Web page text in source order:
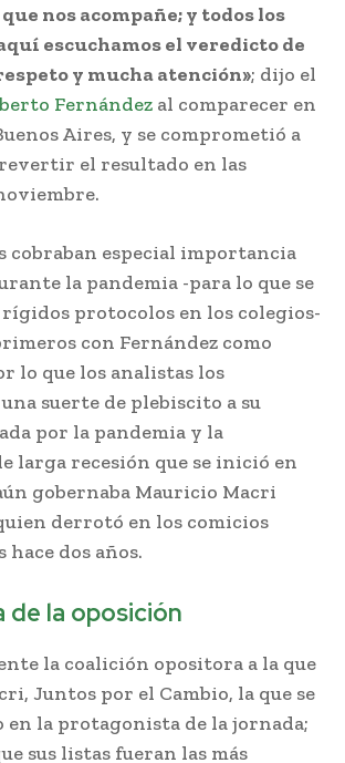
nos acompañe; y todos los
escuchamos el veredicto de
y mucha atención»; dijo el
Fernández al comparecer en
Aires, y se comprometió a
el resultado en las
cobraban especial importancia
la pandemia -para lo que se
protocolos en los colegios-
con Fernández como
lo que los analistas los
suerte de plebiscito a su
por la pandemia y la
larga recesión que se inició en
gobernaba Mauricio Macri
quien derrotó en los comicios
dos años.
de la oposición
la coalición opositora a la que
Juntos por el Cambio, la que se
la protagonista de la jornada;
sus listas fueran las más